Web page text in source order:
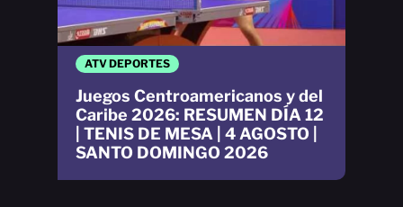
ATV DEPORTES
Juegos Centroamericanos y del
Caribe 2026: RESUMEN DÍA 12
| TENIS DE MESA | 4 AGOSTO |
SANTO DOMINGO 2026